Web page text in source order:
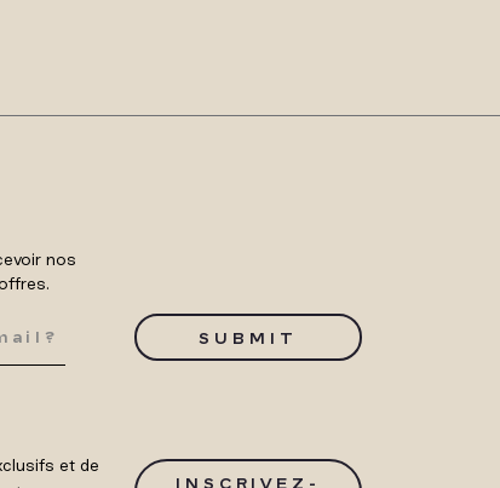
nos
SUBMIT
et de
INSCRIVEZ-